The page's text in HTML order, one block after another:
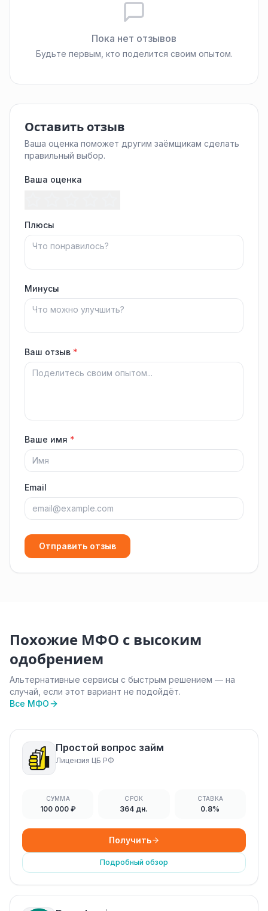
Пока нет отзывов
Будьте первым, кто поделится своим опытом.
Оставить отзыв
Ваша оценка поможет другим заёмщикам сделать
правильный выбор.
Ваша оценка
Плюсы
Минусы
Ваш отзыв *
Ваше имя *
Email
Отправить отзыв
Похожие МФО с высоким
одобрением
Альтернативные сервисы с быстрым решением — на
случай, если этот вариант не подойдёт.
Все МФО
Простой вопрос займ
Лицензия ЦБ РФ
СУММА
100 000 ₽
СРОК
364 дн.
СТАВКА
0.8%
Получить
Подробный обзор